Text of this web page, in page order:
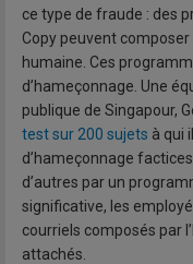
ce type de fraude : des
Copy peuvent
humaine. Ces
d’hameçonnage. Une
publique de Singapour,
test sur 200 sujets à qui
d’hameçonnage
d’autres par un
significative, les
courriels composés par
attachés.